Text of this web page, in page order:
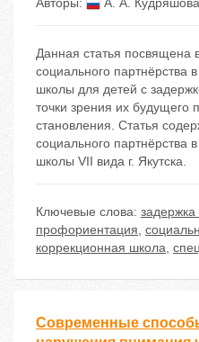
Авторы: А. А. Кудряшова
Данная статья посвящена
социального партнёрства
школы для детей с
точки зрения их будущего
становления. Статья
социального партнёрства
школы VII вида г. Якутска.
Ключевые слова: задержка
профориентация,
коррекционная школа,
Современные